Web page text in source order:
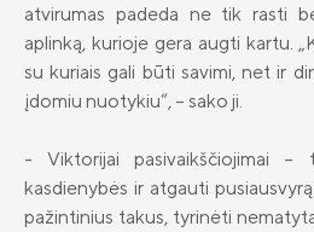
Gyvybės draudimo
„Compensa Life“
draudėjui
Tvarumas
Teisinė informacija
Finansinė informacija
Draudimo
Karjera Vilma
atvirumas padeda ne tik rasti
aplinką, kurioje gera augti kartu.
su kuriais gali būti savimi, net ir
įdomiu nuotykiu“, – sako ji.
- Viktorijai pasivaikščiojimai
kasdienybės ir atgauti
pažintinius takus, tyrinėti